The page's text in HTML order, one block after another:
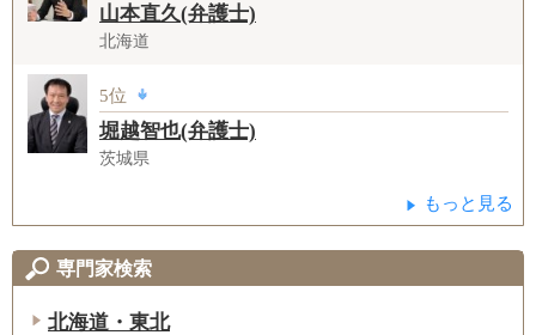
山本直久(弁護士)
北海道
5位
堀越智也(弁護士)
茨城県
もっと見る
専門家検索
北海道・東北